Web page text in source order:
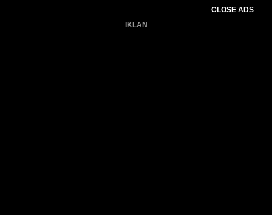
CLOSE ADS
IKLAN